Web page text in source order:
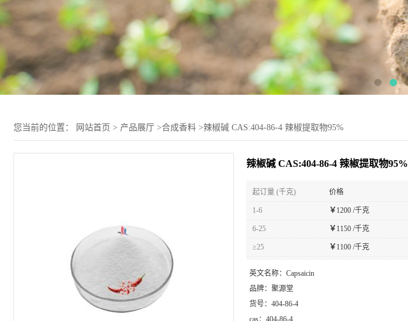
您当前的位置： 网站首页 > 产品展厅 >合成香料 >辣椒碱 CAS:404-86-4 辣椒提取物95%
辣椒碱 CAS:404-86-4 辣椒提取物95%
起订量 (千克) 价格
1-6 ￥ 1200 /千克
6-25 ￥ 1150 /千克
≥25 ￥ 1100 /千克
英文名称： Capsaicin
品牌： 聚源堂
货号： 404-86-4
cas： 404-86-4